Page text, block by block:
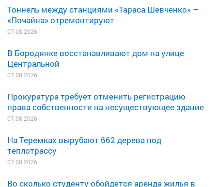
Тоннель между станциями «Тараса Шевченко» –
«Почайна» отремонтируют
07.08.2026
В Бородянке восстанавливают дом на улице
Центральной
07.08.2026
Прокуратура требует отменить регистрацию
права собственности на несуществующее здание
07.08.2026
На Теремках вырубают 662 дерева под
теплотрассу
07.08.2026
Во сколько студенту обойдется аренда жилья в